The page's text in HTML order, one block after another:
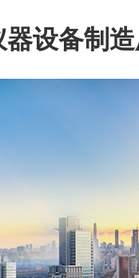
设备制